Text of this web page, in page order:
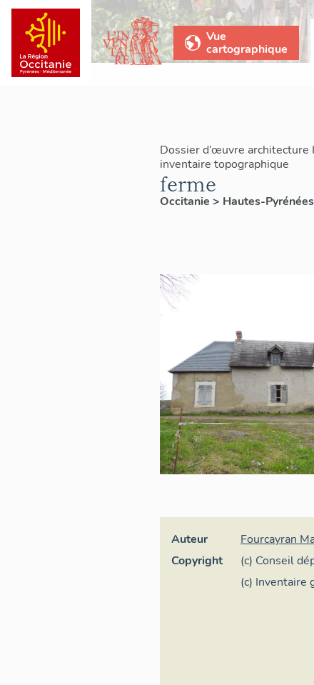
Vue
cartographique
Dossier d’œuvre
inventaire topographique
ferme
Occitanie > Hautes-Pyrénées
Auteur
Fourcayran
Copyright
(c) Conseil
Pyrénées
(c) Inventaire